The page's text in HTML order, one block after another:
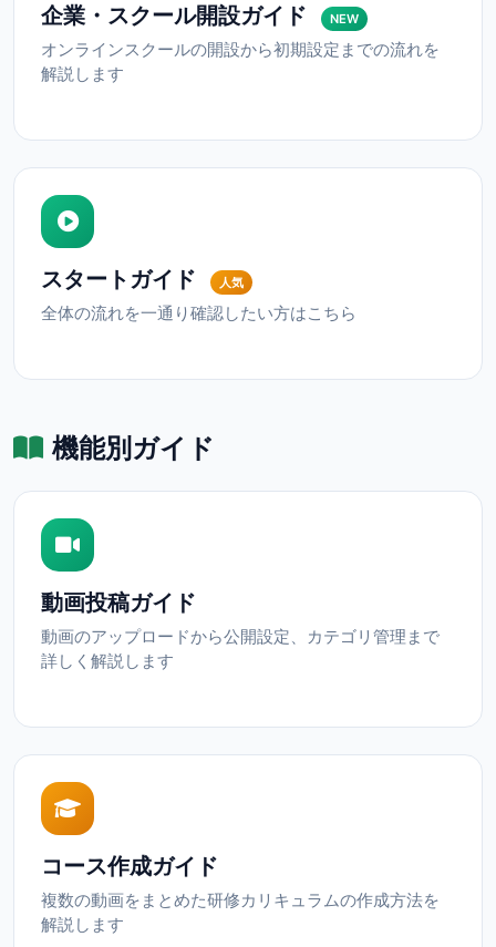
企業・スクール開設ガイド NEW
オンラインスクールの開設から初期設定までの流れを
解説します
スタートガイド 人気
全体の流れを一通り確認したい方はこちら
機能別ガイド
動画投稿ガイド
動画のアップロードから公開設定、カテゴリ管理まで
詳しく解説します
コース作成ガイド
複数の動画をまとめた研修カリキュラムの作成方法を
解説します